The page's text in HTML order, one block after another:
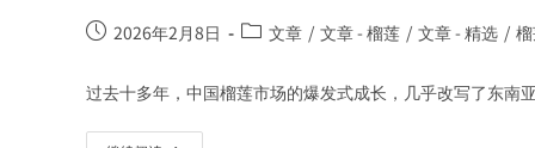
2026年2月8日 文章 / 文章 - 榴莲 / 文章 - 精选 /
过去十多年，中国榴莲市场的爆发式成长，几乎改写了东南